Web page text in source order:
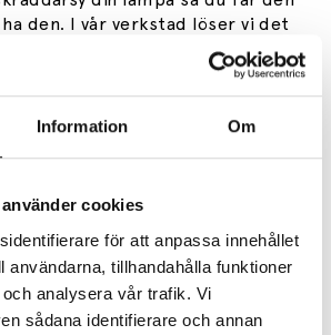
Information Om
cookies
för att anpassa innehållet
användarna, tillhandahålla funktioner
analysera vår trafik. Vi
sådana identifierare och annan
den. I vår verkstad löser vi det
väggkontakt?
spännande?
eller ring oss på
vi dig.